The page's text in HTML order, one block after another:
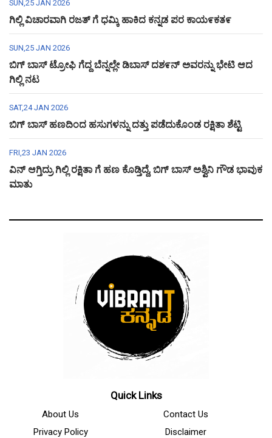
SUN,25 JAN 2026
ಗಿಲ್ಲಿ ವಿಚಾರವಾಗಿ ರಜತ್ ಗೆ ಧಮ್ಕಿ ಹಾಕಿದ ಕನ್ನಡ ಪರ ಕಾಯ೯ಕತ೯
SUN,25 JAN 2026
ಬಿಗ್ ಬಾಸ್ ಟ್ರೋಫಿ ಗೆದ್ದ ಬೆನ್ನಲ್ಲೇ ಡಿಬಾಸ್ ದಶ೯ನ್ ಅವರನ್ನು ಭೇಟಿ ಆದ
ಗಿಲ್ಲಿ ನಟ
SAT,24 JAN 2026
ಬಿಗ್ ಬಾಸ್ ಹಣದಿಂದ ಹಸುಗಳನ್ನು ದತ್ತು ಪಡೆದುಕೊಂಡ ರಕ್ಷಿತಾ ಶೆಟ್ಟಿ
FRI,23 JAN 2026
ವಿನ್ ಆಗ್ತಿದ್ರು ಗಿಲ್ಲಿ ರಕ್ಷಿತಾ ಗೆ ಹಣ ಕೊಡ್ತಿದ್ದೆ, ಬಿಗ್ ಬಾಸ್ ಅಶ್ವಿನಿ ಗೌಡ ಭಾವುಕ
ಮಾತು
Quick Links
About Us
Contact Us
Privacy Policy
Disclaimer